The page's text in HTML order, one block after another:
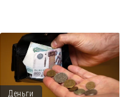
Деньги